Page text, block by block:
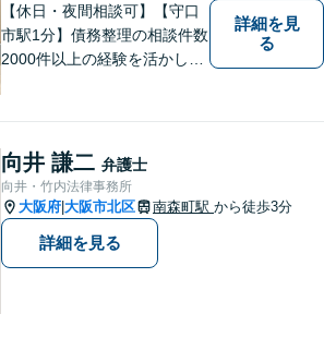
【休日・夜間相談可】【守口
市駅1分】債務整理の相談件数
2000件以上の経験を活かし、
頼者様が不安を抱かないよう
に、わかりやすく的確なアド
バイスを心がけております。
詳細を見
る
向井 謙二 弁護士
向井・竹内法律事務所
大阪府 大阪市北区 南森町駅 から徒歩3分
詳細を見る